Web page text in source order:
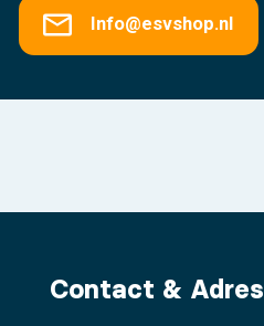
Info@esvshop.nl
Contact & Adres